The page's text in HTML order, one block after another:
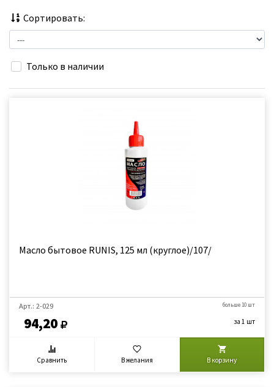
Сортировать:
Только в наличии
Масло бытовое RUNIS, 125 мл (круглое)/107/
Арт.: 2-029
94,20
больше 10 шт
за 1 шт
Сравнить В желания В корзину